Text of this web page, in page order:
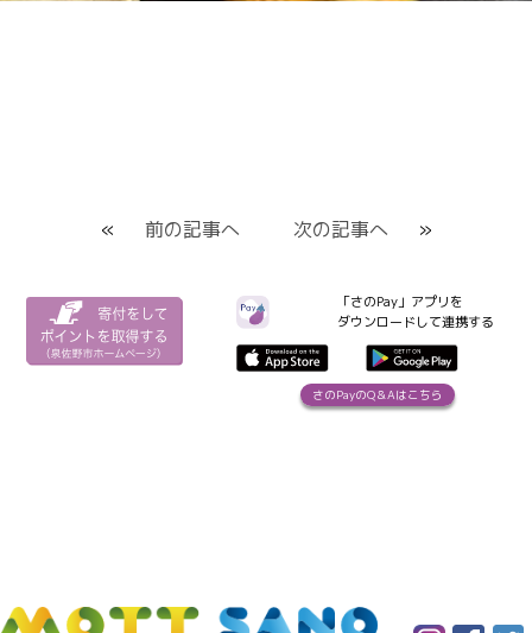
« 前の記事へ 次の記事へ »
「さのPay」アプリを
ダウンロードして連携する
さのPayのQ＆Aはこちら